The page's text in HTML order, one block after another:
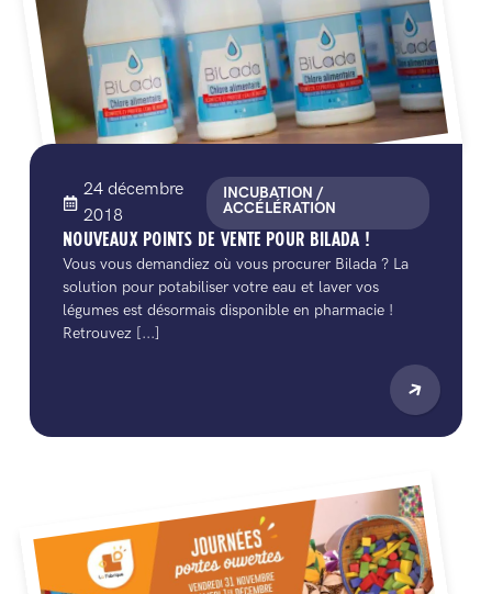
24 décembre
2018
INCUBATION /
ACCÉLÉRATION
NOUVEAUX POINTS DE VENTE POUR BILADA !
Vous vous demandiez où vous procurer Bilada ? La
solution pour potabiliser votre eau et laver vos
légumes est désormais disponible en pharmacie !
Retrouvez [...]